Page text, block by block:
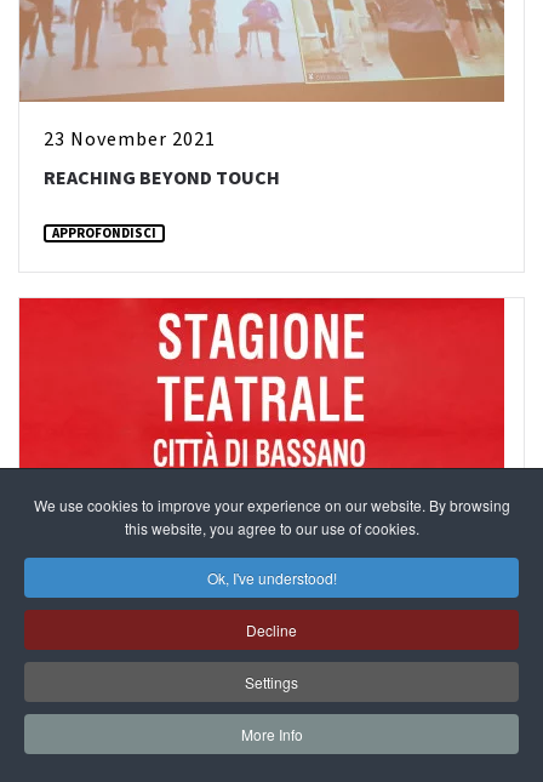
We use cookies to improve your experience on our website. By browsing
this website, you agree to our use of cookies.
Ok, I've understood!
Decline
Settings
More Info
23 November 2021
REACHING BEYOND TOUCH
APPROFONDISCI
11 November 2021
È ORA DI TEATRO! PRESENTATA LA STAGIONE
TEATRALE 21/22 DELLA CITTÀ DI BASSANO DEL